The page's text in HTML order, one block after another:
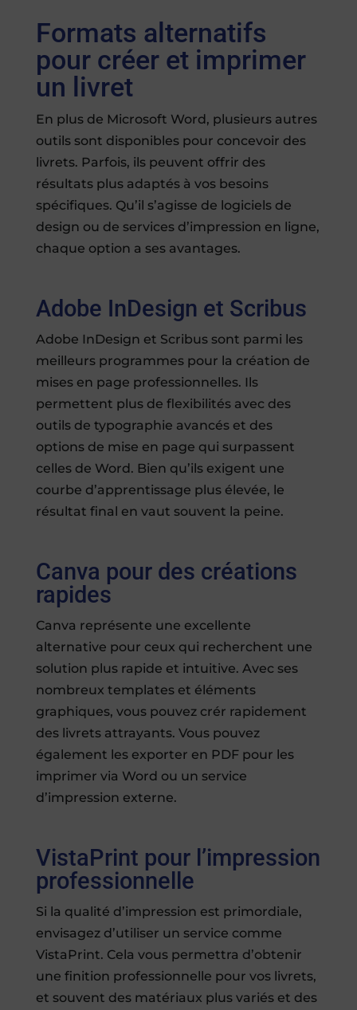
Formats alternatifs
pour créer et imprimer
un livret
En plus de Microsoft Word, plusieurs autres
outils sont disponibles pour concevoir des
livrets. Parfois, ils peuvent offrir des
résultats plus adaptés à vos besoins
spécifiques. Qu’il s’agisse de logiciels de
design ou de services d’impression en ligne,
chaque option a ses avantages.
Adobe InDesign et Scribus
Adobe InDesign et Scribus sont parmi les
meilleurs programmes pour la création de
mises en page professionnelles. Ils
permettent plus de flexibilités avec des
outils de typographie avancés et des
options de mise en page qui surpassent
celles de Word. Bien qu’ils exigent une
courbe d’apprentissage plus élevée, le
résultat final en vaut souvent la peine.
Canva pour des créations
rapides
Canva représente une excellente
alternative pour ceux qui recherchent une
solution plus rapide et intuitive. Avec ses
nombreux templates et éléments
graphiques, vous pouvez crér rapidement
des livrets attrayants. Vous pouvez
également les exporter en PDF pour les
imprimer via Word ou un service
d’impression externe.
VistaPrint pour l’impression
professionnelle
Si la qualité d’impression est primordiale,
envisagez d’utiliser un service comme
VistaPrint. Cela vous permettra d’obtenir
une finition professionnelle pour vos livrets,
et souvent des matériaux plus variés et des